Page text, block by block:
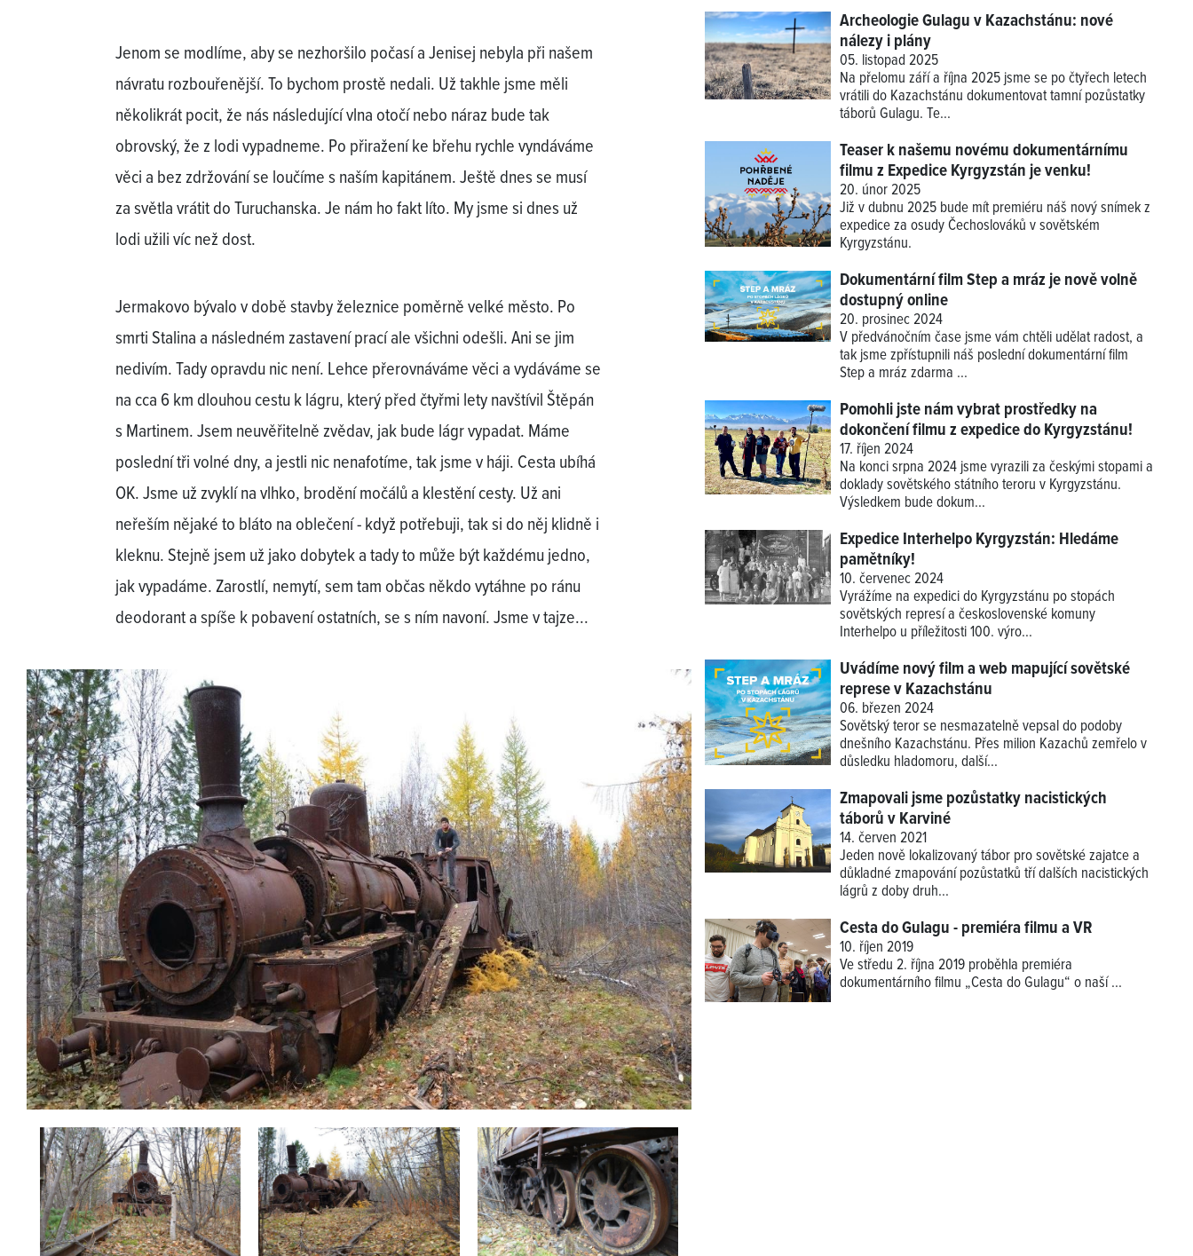
Jenom se modlíme, aby se nezhoršilo počasí a Jenisej nebyla při našem
návratu rozbouřenější. To bychom prostě nedali. Už takhle jsme měli
několikrát pocit, že nás následující vlna otočí nebo náraz bude tak
obrovský, že z lodi vypadneme. Po přiražení ke břehu rychle vyndáváme
věci a bez zdržování se loučíme s naším kapitánem. Ještě dnes se musí
za světla vrátit do Turuchanska. Je nám ho fakt líto. My jsme si dnes už
lodi užili víc než dost.
Jermakovo bývalo v době stavby železnice poměrně velké město. Po
smrti Stalina a následném zastavení prací ale všichni odešli. Ani se jim
nedivím. Tady opravdu nic není. Lehce přerovnáváme věci a vydáváme se
na cca 6 km dlouhou cestu k lágru, který před čtyřmi lety navštívil Štěpán
s Martinem. Jsem neuvěřitelně zvědav, jak bude lágr vypadat. Máme
poslední tři volné dny, a jestli nic nenafotíme, tak jsme v háji. Cesta ubíhá
OK. Jsme už zvyklí na vlhko, brodění močálů a klestění cesty. Už ani
neřeším nějaké to bláto na oblečení - když potřebuji, tak si do něj klidně i
kleknu. Stejně jsem už jako dobytek a tady to může být každému jedno,
jak vypadáme. Zarostlí, nemytí, sem tam občas někdo vytáhne po ránu
deodorant a spíše k pobavení ostatních, se s ním navoní. Jsme v tajze...
Archeologie Gulagu v Kazachstánu: nové
nálezy i plány
05. listopad 2025
Na přelomu září a října 2025 jsme se po čtyřech letech
vrátili do Kazachstánu dokumentovat tamní pozůstatky
táborů Gulagu. Te...
Teaser k našemu novému dokumentárnímu
filmu z Expedice Kyrgyzstán je venku!
20. únor 2025
Již v dubnu 2025 bude mít premiéru náš nový snímek z
expedice za osudy Čechoslováků v sovětském
Kyrgyzstánu.
Dokumentární film Step a mráz je nově volně
dostupný online
20. prosinec 2024
V předvánočním čase jsme vám chtěli udělat radost, a
tak jsme zpřístupnili náš poslední dokumentární film
Step a mráz zdarma ...
Pomohli jste nám vybrat prostředky na
dokončení filmu z expedice do Kyrgyzstánu!
17. říjen 2024
Na konci srpna 2024 jsme vyrazili za českými stopami a
doklady sovětského státního teroru v Kyrgyzstánu.
Výsledkem bude dokum...
Expedice Interhelpo Kyrgyzstán: Hledáme
pamětníky!
10. červenec 2024
Vyrážíme na expedici do Kyrgyzstánu po stopách
sovětských represí a československé komuny
Interhelpo u příležitosti 100. výro...
Uvádíme nový film a web mapující sovětské
represe v Kazachstánu
06. březen 2024
Sovětský teror se nesmazatelně vepsal do podoby
dnešního Kazachstánu. Přes milion Kazachů zemřelo v
důsledku hladomoru, další...
Zmapovali jsme pozůstatky nacistických
táborů v Karviné
14. červen 2021
Jeden nově lokalizovaný tábor pro sovětské zajatce a
důkladné zmapování pozůstatků tří dalších nacistických
lágrů z doby druh...
Cesta do Gulagu - premiéra filmu a VR
10. říjen 2019
Ve středu 2. října 2019 proběhla premiéra
dokumentárního filmu „Cesta do Gulagu“ o naší...